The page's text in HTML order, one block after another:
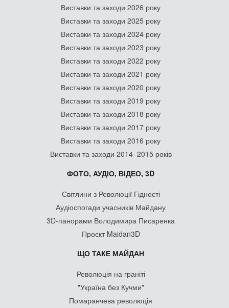
Виставки та заходи 2026 року
Виставки та заходи 2025 року
Виставки та заходи 2024 року
Виставки та заходи 2023 року
Виставки та заходи 2022 року
Виставки та заходи 2021 року
Виставки та заходи 2020 року
Виставки та заходи 2019 року
Виставки та заходи 2018 року
Виставки та заходи 2017 року
Виставки та заходи 2016 року
Виставки та заходи 2014–2015 років
ФОТО, АУДІО, ВІДЕО, 3D
Світлини з Революції Гідності
Аудіоспогади учасників Майдану
3D-панорами Володимира Писаренка
Проєкт Maidan3D
ЩО ТАКЕ МАЙДАН
Революція на граніті
"Україна без Кучми"
Помаранчева революція